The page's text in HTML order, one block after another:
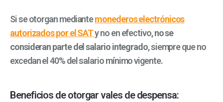
Si se otorgan mediantemonederos electrónicos
autorizados por el SATy no en efectivo,no se
consideran parte del salario integrado, siempre que no
excedan el 40% del salario mínimo vigente.
Beneficios de otorgar vales de despensa: